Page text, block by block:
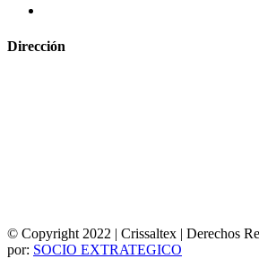
Dirección
© Copyright 2022 | Crissaltex | Derechos
por: SOCIO EXTRATEGICO